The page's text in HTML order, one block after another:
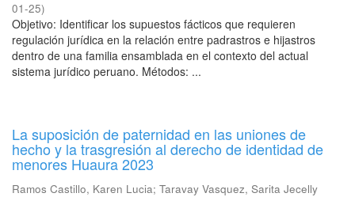
01-25)
Objetivo: Identificar los supuestos fácticos que requieren
regulación jurídica en la relación entre padrastros e hijastros
dentro de una familia ensamblada en el contexto del actual
sistema jurídico peruano. Métodos: ...
La suposición de paternidad en las uniones de
hecho y la trasgresión al derecho de identidad de
menores Huaura 2023
Ramos Castillo, Karen Lucia; Taravay Vasquez, Sarita Jecelly